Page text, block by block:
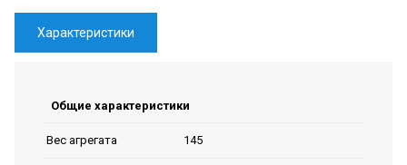
Характеристики
Общие характеристики
Вес агрегата 145